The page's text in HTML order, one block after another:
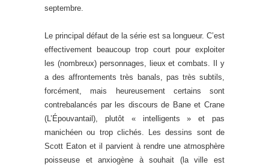
septembre.
Le principal défaut de la série est sa longueur. C’est
effectivement beaucoup trop court pour exploiter
les (nombreux) personnages, lieux et combats. Il y
a des affrontements très banals, pas très subtils,
forcément, mais heureusement certains sont
contrebalancés par les discours de Bane et Crane
(L’Épouvantail), plutôt « intelligents » et pas
manichéen ou trop clichés. Les dessins sont de
Scott Eaton et il parvient à rendre une atmosphère
poisseuse et anxiogène à souhait (la ville est